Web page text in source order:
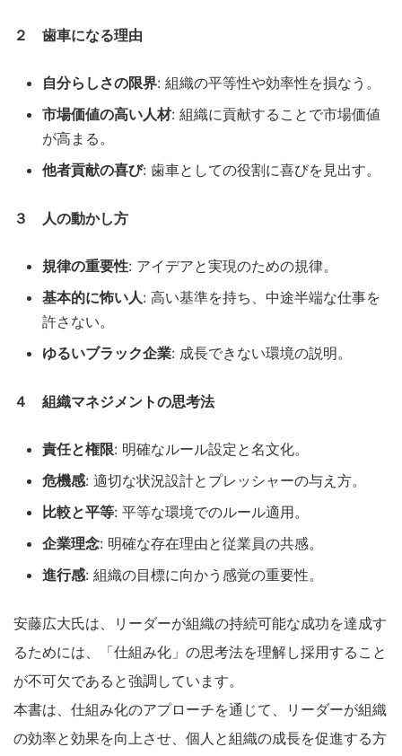
２ 歯車になる理由
自分らしさの限界: 組織の平等性や効率性を損なう。
市場価値の高い人材: 組織に貢献することで市場価値
が高まる。
他者貢献の喜び: 歯車としての役割に喜びを見出す。
３ 人の動かし方
規律の重要性: アイデアと実現のための規律。
基本的に怖い人: 高い基準を持ち、中途半端な仕事を
許さない。
ゆるいブラック企業: 成長できない環境の説明。
４ 組織マネジメントの思考法
責任と権限: 明確なルール設定と名文化。
危機感: 適切な状況設計とプレッシャーの与え方。
比較と平等: 平等な環境でのルール適用。
企業理念: 明確な存在理由と従業員の共感。
進行感: 組織の目標に向かう感覚の重要性。
安藤広大氏は、リーダーが組織の持続可能な成功を達成す
るためには、「仕組み化」の思考法を理解し採用すること
が不可欠であると強調しています。
本書は、仕組み化のアプローチを通じて、リーダーが組織
の効率と効果を向上させ、個人と組織の成長を促進する方